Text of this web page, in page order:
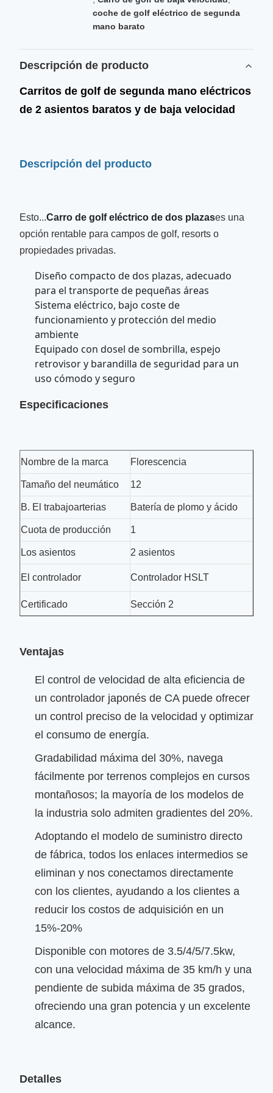
coche de golf eléctrico de segunda
mano barato
Descripción de producto
Carritos de golf de segunda mano eléctricos
de 2 asientos baratos y de baja velocidad
Descripción del producto
Esto...Carro de golf eléctrico de dos plazases una
opción rentable para campos de golf, resorts o
propiedades privadas.
Diseño compacto de dos plazas, adecuado
para el transporte de pequeñas áreas
Sistema eléctrico, bajo coste de
funcionamiento y protección del medio
ambiente
Equipado con dosel de sombrilla, espejo
retrovisor y barandilla de seguridad para un
uso cómodo y seguro
Especificaciones
Nombre de la marca Florescencia
Tamaño del neumático 12
B. El trabajoarterias Batería de plomo y ácido
Cuota de producción 1
Los asientos 2 asientos
El controlador Controlador HSLT
Certificado Sección 2
Ventajas
El control de velocidad de alta eficiencia de
un controlador japonés de CA puede ofrecer
un control preciso de la velocidad y optimizar
el consumo de energía.
Gradabilidad máxima del 30%, navega
fácilmente por terrenos complejos en cursos
montañosos; la mayoría de los modelos de
la industria solo admiten gradientes del 20%.
Adoptando el modelo de suministro directo
de fábrica, todos los enlaces intermedios se
eliminan y nos conectamos directamente
con los clientes, ayudando a los clientes a
reducir los costos de adquisición en un
15%-20%
Disponible con motores de 3.5/4/5/7.5kw,
con una velocidad máxima de 35 km/h y una
pendiente de subida máxima de 35 grados,
ofreciendo una gran potencia y un excelente
alcance.
Detalles